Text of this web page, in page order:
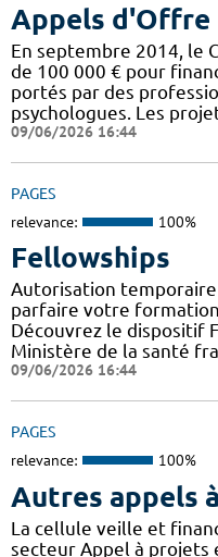
Appels d'Offre
En septembre 2014, le
de 100 000 € pour
portés par des
psychologues. Les
09/06/2026 16:44
PAGES
relevance: 100%
Fellowships
Autorisation temporaire
parfaire votre
Découvrez le dispositif
Ministère de la santé
09/06/2026 16:44
PAGES
relevance: 100%
Autres appels
La cellule veille et
secteur Appel à projets